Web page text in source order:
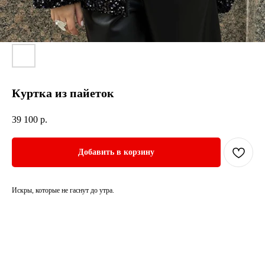
Куртка из пайеток
39 100 р.
Добавить в корзину
Искры, которые не гаснут до утра.